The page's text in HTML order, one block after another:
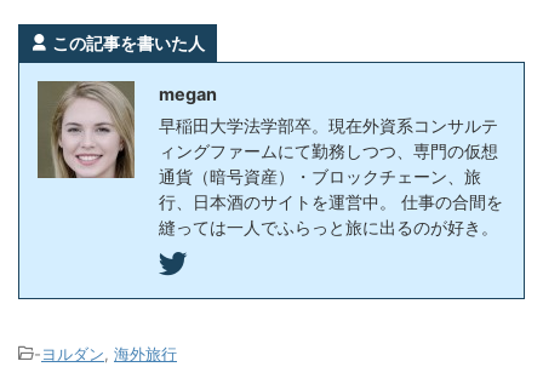
この記事を書いた人
megan
早稲田大学法学部卒。現在外資系コンサルテ
ィングファームにて勤務しつつ、専門の仮想
通貨（暗号資産）・ブロックチェーン、旅
行、日本酒のサイトを運営中。 仕事の合間を
縫っては一人でふらっと旅に出るのが好き。
-ヨルダン 海外旅行